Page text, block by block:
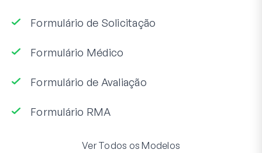
Formulário de Solicitação
Formulário Médico
Formulário de Avaliação
Formulário RMA
Ver Todos os Modelos